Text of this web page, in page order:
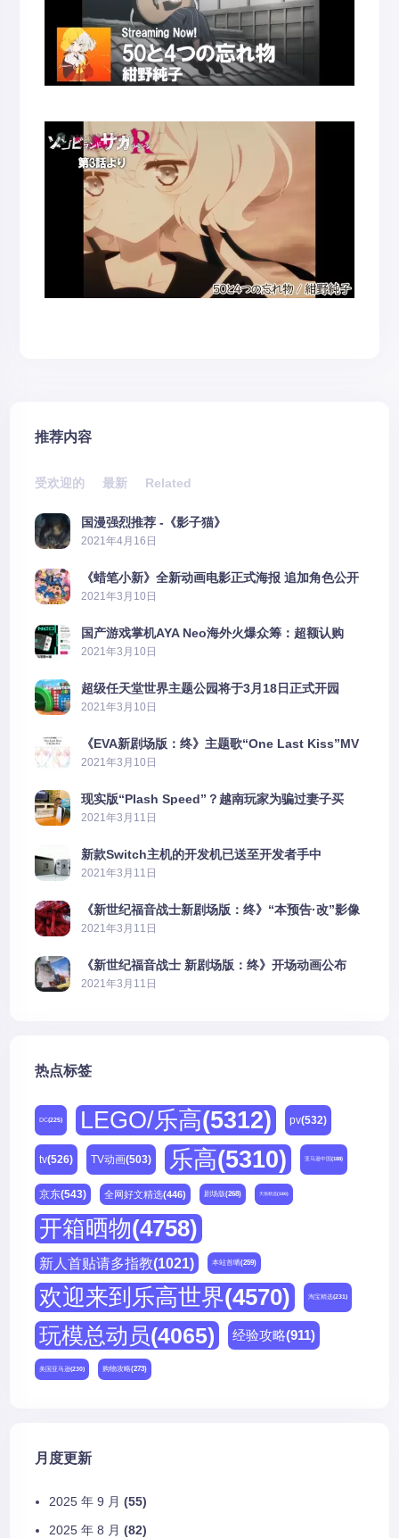
推荐内容
受欢迎的 最新 Related
国漫强烈推荐 -《影子猫》
2021年4月16日
《蜡笔小新》全新动画电影正式海报 追加角色公开
2021年3月10日
国产游戏掌机AYA Neo海外火爆众筹：超额认购
2606%
2021年3月10日
超级任天堂世界主题公园将于3月18日正式开园
2021年3月10日
《EVA新剧场版：终》主题歌“One Last Kiss”MV
公布
2021年3月10日
现实版“Plash Speed”？越南玩家为骗过妻子买
PS5上演好戏
2021年3月11日
新款Switch主机的开发机已送至开发者手中
2021年3月11日
《新世纪福音战士新剧场版：终》“本预告·改”影像
公开
2021年3月11日
《新世纪福音战士 新剧场版：终》开场动画公布
2021年3月11日
热点标签
DC(225) LEGO/乐高(5312) pv(532)
tv(526) TV动画(503) 乐高(5310) 亚马逊中国(188)
京东(543) 全网好文精选(446) 剧场版(268) 天猫精选(180)
开箱晒物(4758)
新人首贴请多指教(1021) 本站首晒(259)
欢迎来到乐高世界(4570) 淘宝精选(231)
玩模总动员(4065) 经验攻略(911)
美国亚马逊(230) 购物攻略(273)
月度更新
2025 年 9 月 (55)
2025 年 8 月 (82)